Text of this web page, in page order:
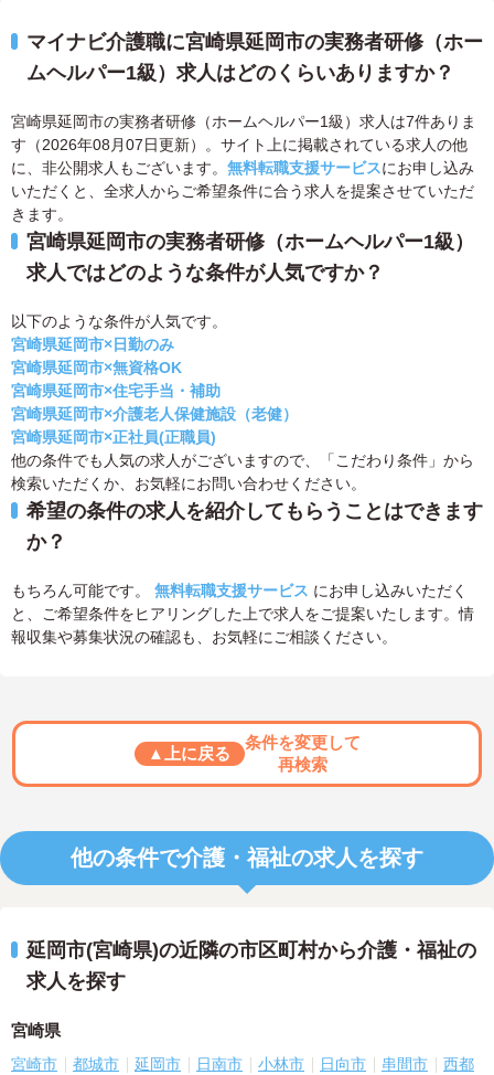
マイナビ介護職に宮崎県延岡市の実務者研修（ホー
ムヘルパー1級）求人はどのくらいありますか？
宮崎県延岡市の実務者研修（ホームヘルパー1級）求人は7件ありま
す（2026年08月07日更新）。サイト上に掲載されている求人の他
に、非公開求人もございます。 無料転職支援サービスにお申し込み
いただくと、全求人からご希望条件に合う求人を提案させていただ
きます。
宮崎県延岡市の実務者研修（ホームヘルパー1級）
求人ではどのような条件が人気ですか？
以下のような条件が人気です。
宮崎県延岡市×日勤のみ
宮崎県延岡市×無資格OK
宮崎県延岡市×住宅手当・補助
宮崎県延岡市×介護老人保健施設（老健）
宮崎県延岡市×正社員(正職員)
他の条件でも人気の求人がございますので、「こだわり条件」から
検索いただくか、お気軽にお問い合わせください。
希望の条件の求人を紹介してもらうことはできます
か？
もちろん可能です。 無料転職支援サービス にお申し込みいただく
と、ご希望条件をヒアリングした上で求人をご提案いたします。情
報収集や募集状況の確認も、お気軽にご相談ください。
▲上に戻る
条件を変更して
再検索
他の条件で介護・福祉の求人を探す
延岡市(宮崎県)の近隣の市区町村から介護・福祉の
求人を探す
宮崎県
宮崎市 都城市 延岡市 日南市 小林市 日向市 串間市
西都